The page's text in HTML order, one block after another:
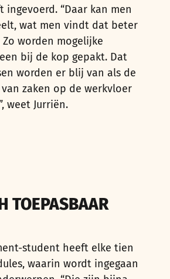
ingevoerd. “Daar kan men
wat men vindt dat beter
worden mogelijke
bij de kop gepakt. Dat
worden er blij van als de
zaken op de werkvloer
weet Jurriën.
TOEPASBAAR
student heeft elke tien
waarin wordt ingegaan